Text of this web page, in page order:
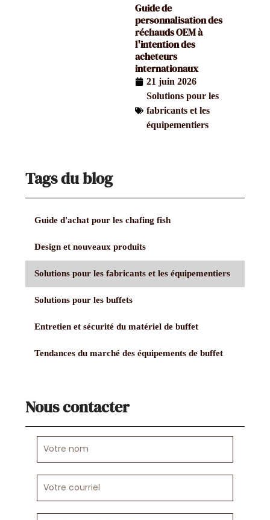
Guide de
personnalisation des
réchauds OEM à
l'intention des
acheteurs
internationaux
21 juin 2026
Solutions pour les
fabricants et les
équipementiers
Tags du blog
Guide d'achat pour les chafing fish
Design et nouveaux produits
Solutions pour les fabricants et les équipementiers
Solutions pour les buffets
Entretien et sécurité du matériel de buffet
Tendances du marché des équipements de buffet
Nous contacter
nom
courriel